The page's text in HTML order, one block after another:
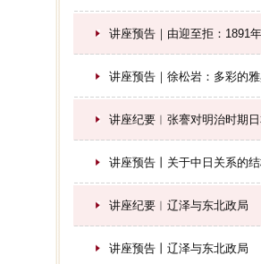
讲座预告｜由迎至拒：1891
讲座预告｜徐松岩：多彩的
讲座纪要︱张謇对明治时期
讲座预告丨关于中日关系的
讲座纪要︱辽泽与东北政局
讲座预告丨辽泽与东北政局